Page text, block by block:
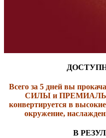
Всего за 5 дней вы
СИЛЫ и
конвертируется в
окружение,
В